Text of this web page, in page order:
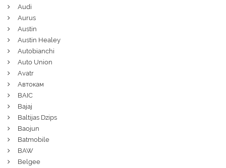
Audi
Aurus
Austin
Austin Healey
Autobianchi
Auto Union
Avatr
Автокам
BAIC
Bajaj
Baltijas Dzips
Baojun
Batmobile
BAW
Belgee